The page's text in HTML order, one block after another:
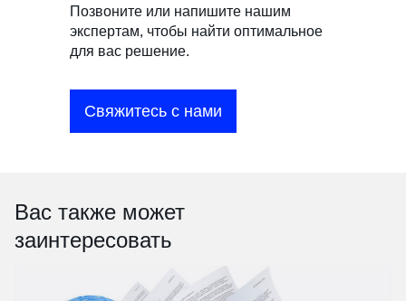
Позвоните или напишите нашим
экспертам, чтобы найти оптимальное
для вас решение.
Свяжитесь с нами
Вас также может
заинтересовать